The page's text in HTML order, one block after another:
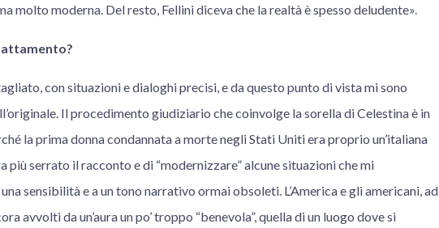
molto moderna. Del resto, Fellini diceva che la realtà è spesso deludente».
con situazioni e dialoghi precisi, e da questo punto di vista mi sono
Il procedimento giudiziario che coinvolge la sorella di Celestina è in
la prima donna condannata a morte negli Stati Uniti era proprio un’italiana
più serrato il racconto e di “modernizzare” alcune situazioni che mi
sensibilità e a un tono narrativo ormai obsoleti. L’America e gli americani, ad
avvolti da un’aura un po’ troppo “benevola”, quella di un luogo dove si